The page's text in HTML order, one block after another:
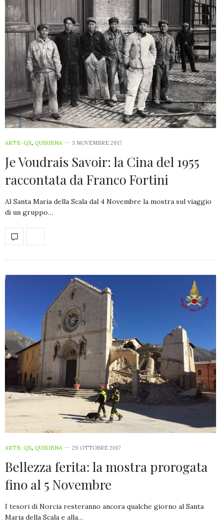
ARTE-QS, QUISIENA 3 NOVEMBRE 2017
Je Voudrais Savoir: la Cina del 1955
raccontata da Franco Fortini
Al Santa Maria della Scala dal 4 Novembre la mostra sul viaggio
di un gruppo…
ARTE-QS, QUISIENA 29 OTTOBRE 2017
Bellezza ferita: la mostra prorogata
fino al 5 Novembre
I tesori di Norcia resteranno ancora qualche giorno al Santa
Maria della Scala e alla…